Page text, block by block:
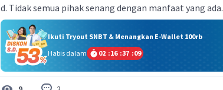
d. Tidak semua pihak senang dengan manfaat yang ada.
Ikuti Tryout SNBT & Menangkan E-Wallet 100rb
Habis dalam
02 :16 :37 :08